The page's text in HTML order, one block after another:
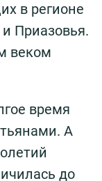
в регионе
Приазовья.
веком
время
А
до